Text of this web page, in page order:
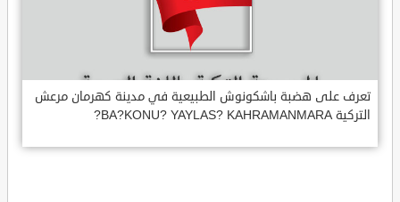
تعرف على هضبة باشكونوش الطبيعية في مدينة كهرمان مرعش
التركية BA?KONU? YAYLAS? KAHRAMANMARA?